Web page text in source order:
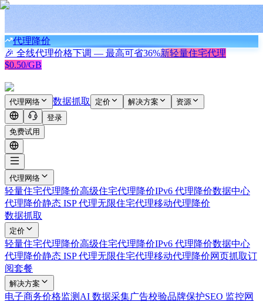
代理降价
🎉 全线代理价格下调 — 最高可省36%新轻量住宅代理
$0.50/GB
代理网络 数据抓取 定价 解决方案
资源
登录
免费试用
代理网络
轻量住宅代理降价高级住宅代理降价IPv6 代理降价数据中心
代理降价静态 ISP 代理无限住宅代理移动代理降价
数据抓取
定价
轻量住宅代理降价高级住宅代理降价IPv6 代理降价数据中心
代理降价静态 ISP 代理无限住宅代理移动代理降价网页抓取订
阅套餐
解决方案
电子商务价格监测 AI 数据采集广告校验品牌保护SEO 监控网